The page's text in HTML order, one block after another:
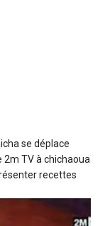
se déplace
2m TV à chichaoua
recettes